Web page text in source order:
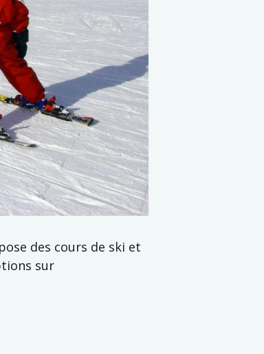
des cours de ski et
sur